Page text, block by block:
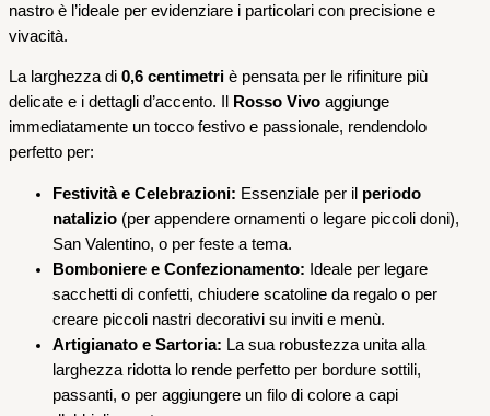
nastro è l’ideale per evidenziare i particolari con precisione e
vivacità.
La larghezza di 0,6 centimetri è pensata per le rifiniture più
delicate e i dettagli d’accento. Il
Rosso Vivo aggiunge
immediatamente un tocco festivo e passionale, rendendolo
perfetto per:
Festività e Celebrazioni: Essenziale per il periodo
natalizio (per appendere ornamenti o legare piccoli doni),
San Valentino, o per feste a tema.
Bomboniere e Confezionamento: Ideale per legare
sacchetti di confetti, chiudere scatoline da regalo o per
creare piccoli nastri decorativi su inviti e menù.
Artigianato e Sartoria: La sua robustezza unita alla
larghezza ridotta lo rende perfetto per bordure sottili,
passanti, o per aggiungere un filo di colore a capi